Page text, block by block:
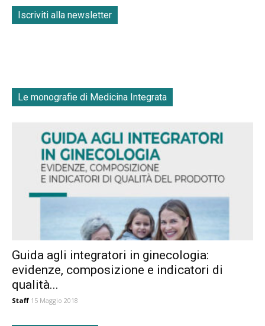
Iscriviti alla newsletter
Le monografie di Medicina Integrata
Guida agli integratori in ginecologia:
evidenze, composizione e indicatori di
qualità...
Staff 15 Maggio 2018